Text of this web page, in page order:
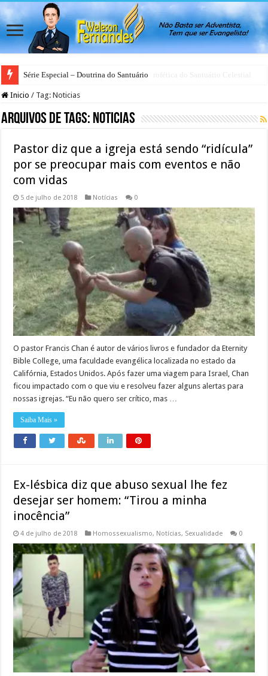
Antes da Porta se Fechar: A Mensagem Profética do Santuário Celestial
Inicio / Tag:Noticias
Arquivos de Tags: Noticias
Pastor diz que a igreja está sendo “ridícula”
por se preocupar mais com eventos e não
com vidas
5 de julho de 2018 Notícias 0
O pastor Francis Chan é autor de vários livros e fundador da Eternity
Bible College, uma faculdade evangélica localizada no estado da
Califórnia, Estados Unidos. Após fazer uma viagem para Israel, Chan
ficou impactado com o que viu e resolveu fazer alguns alertas para
nossas igrejas. “Eu não quero ser crítico, mas …
Saiba Mais »
Ex-lésbica diz que abuso sexual lhe fez
desejar ser homem: “Tirou a minha
inocência”
4 de julho de 2018 Homossexualismo, Notícias, Sexualidade 0